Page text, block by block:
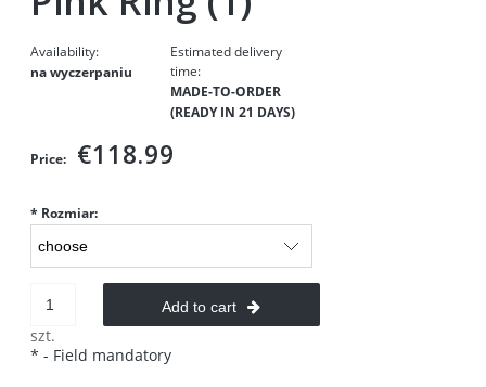
Availability:
na wyczerpaniu
Estimated delivery
time:
MADE-TO-ORDER
(READY IN 21 DAYS)
Price: €118.99
* Rozmiar:
szt.
Add to cart
* - Field mandatory